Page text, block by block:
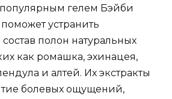
гелем Бэйби
устранить
полон натуральных
как ромашка, эхинацея,
и алтей. Их экстракты
болевых ощущений,